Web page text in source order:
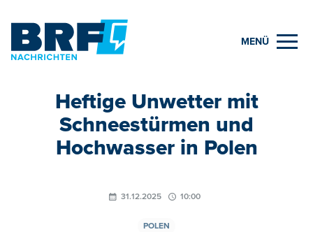
MENÜ
Heftige Unwetter mit
Schneestürmen und
Hochwasser in Polen
31.12.2025 10:00
POLEN